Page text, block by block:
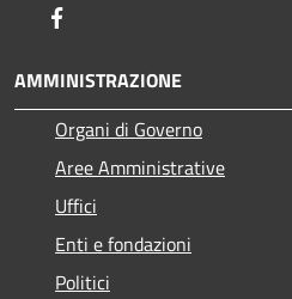
AMMINISTRAZIONE
Organi di Governo
Aree Amministrative
Uffici
Enti e fondazioni
Politici